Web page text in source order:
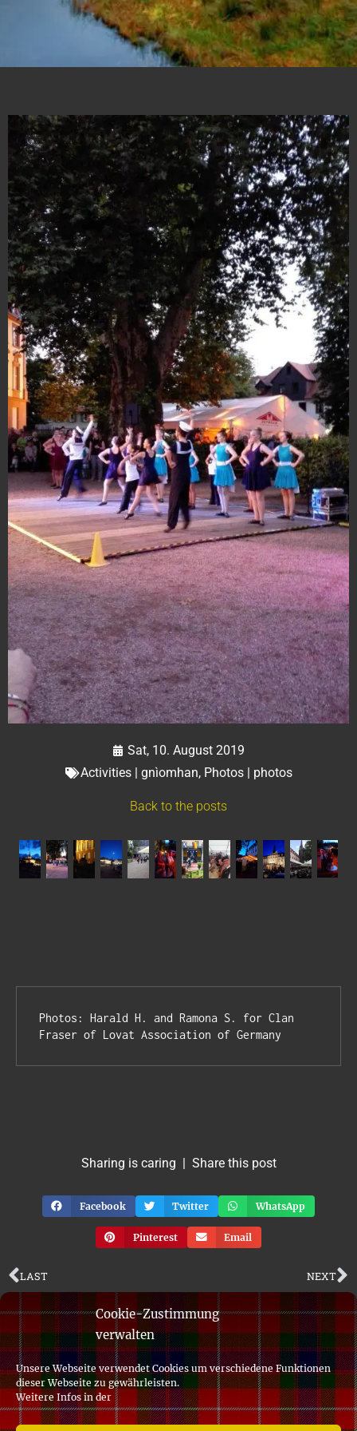
Cookie-Zustimmung
verwalten
Unsere Webseite verwendet Cookies um verschiedene Funktionen
dieser Webseite zu gewährleisten.
Weitere Infos in der
Sat, 10. August 2019
Activities | gnìomhan, Photos | photos
Back to the posts
Photos: Harald H. and Ramona S. for Clan
Fraser of Lovat Association of Germany
Sharing is caring | Share this post
Facebook Twitter WhatsApp
Pinterest Email
LAST NEXT
© 2019 Clan Fraser of Lovat Association of Germany
made with
in the Palatinate by idee + .media